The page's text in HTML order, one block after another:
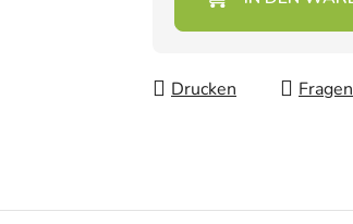
Drucken Fragen